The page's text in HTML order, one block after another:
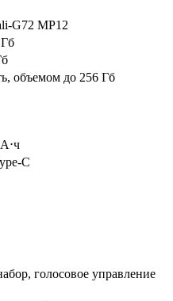
G72 MP12
объемом до 256 Гб
C
голосовое управление